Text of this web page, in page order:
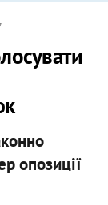
опозиції